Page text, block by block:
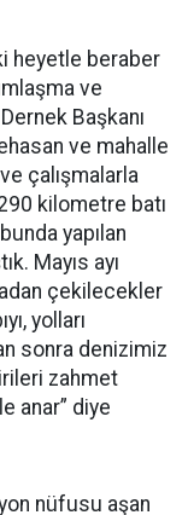
heyetle beraber
ve
Başkanı
ve mahalle
çalışmalarla
kilometre batı
yapılan
Mayıs ayı
çekilecekler
yolları
sonra denizimiz
zahmet
anar” diye
nüfusu aşan